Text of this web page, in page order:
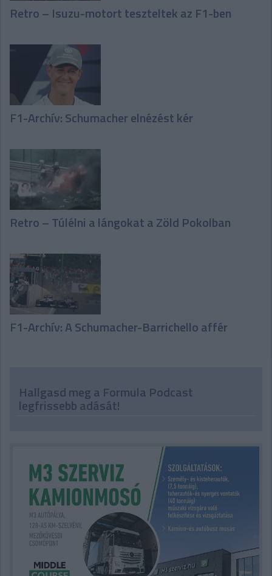
Retro – Isuzu-motort teszteltek az F1-ben
F1-Archív: Schumacher elnézést kér
Retro – Túlélni a lángokat a Zöld Pokolban
F1-Archív: A Schumacher-Barrichello affér
Hallgasd meg a Formula Podcast
legfrissebb adását!